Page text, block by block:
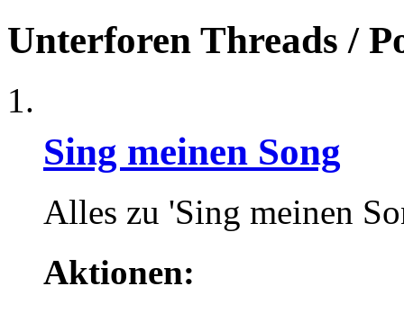
Unterforen Threads /
Sing meinen Song
Alles zu 'Sing meinen
Aktionen: